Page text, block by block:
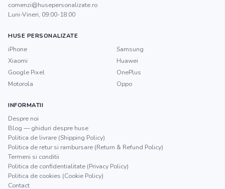
comenzi@husepersonalizate.ro
Luni-Vineri, 09:00-18:00
HUSE PERSONALIZATE
iPhone
Samsung
Xiaomi
Huawei
Google Pixel
OnePlus
Motorola
Oppo
INFORMATII
Despre noi
Blog — ghiduri despre huse
Politica de livrare (Shipping Policy)
Politica de retur si rambursare (Return & Refund Policy)
Termeni si conditii
Politica de confidentialitate (Privacy Policy)
Politica de cookies (Cookie Policy)
Contact